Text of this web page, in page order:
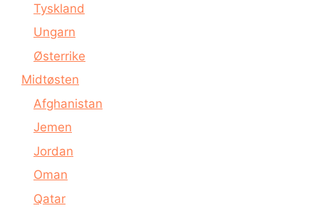
Tyskland
Ungarn
Østerrike
Midtøsten
Afghanistan
Jemen
Jordan
Oman
Qatar